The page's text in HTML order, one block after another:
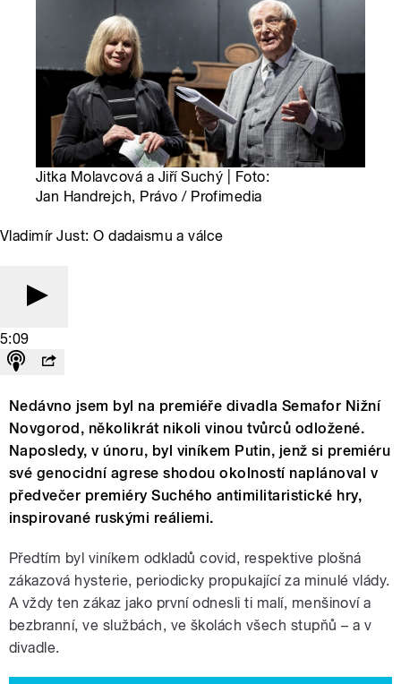
Jitka Molavcová a Jiří Suchý | Foto:
Jan Handrejch, Právo / Profimedia
Vladimír Just: O dadaismu a válce
5:09
Nedávno jsem byl na premiéře divadla Semafor Nižní
Novgorod, několikrát nikoli vinou tvůrců odložené.
Naposledy, v únoru, byl viníkem Putin, jenž si premiéru
své genocidní agrese shodou okolností naplánoval v
předvečer premiéry Suchého antimilitaristické hry,
inspirované ruskými reáliemi.
Předtím byl viníkem odkladů covid, respektive plošná
zákazová hysterie, periodicky propukající za minulé vlády.
A vždy ten zákaz jako první odnesli ti malí, menšinoví a
bezbranní, ve službách, ve školách všech stupňů – a v
divadle.